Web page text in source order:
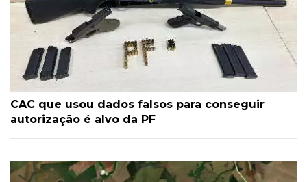
CAC que usou dados falsos para conseguir
autorização é alvo da PF